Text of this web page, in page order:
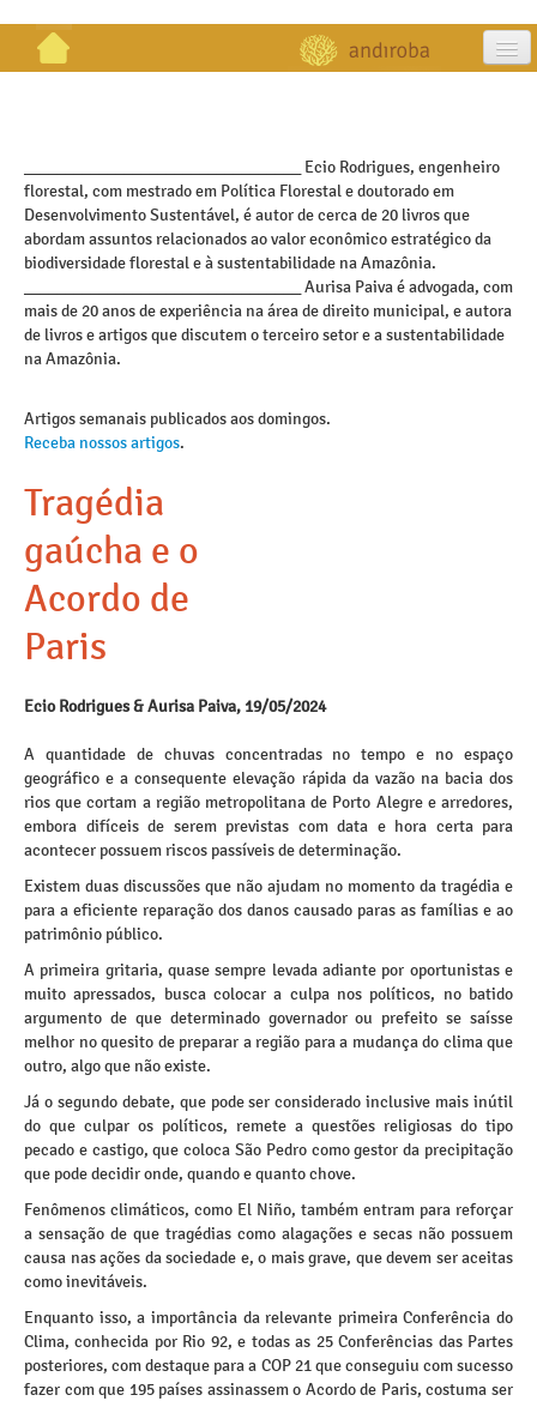
publicações
galeria
contato
_________________________________ Ecio Rodrigues, engenheiro
florestal, com mestrado em Política Florestal e doutorado em
Desenvolvimento Sustentável, é autor de cerca de 20 livros que
abordam assuntos relacionados ao valor econômico estratégico da
biodiversidade florestal e à sustentabilidade na Amazônia.
_________________________________ Aurisa Paiva é advogada, com
mais de 20 anos de experiência na área de direito municipal, e autora
de livros e artigos que discutem o terceiro setor e a sustentabilidade
na Amazônia.
Artigos semanais publicados aos domingos.
Receba nossos artigos.
Tragédia
gaúcha e o
Acordo de
Paris
Ecio Rodrigues & Aurisa Paiva, 19/05/2024
A quantidade de chuvas concentradas no tempo e no espaço
geográfico e a consequente elevação rápida da vazão na bacia dos
rios que cortam a região metropolitana de Porto Alegre e arredores,
embora difíceis de serem previstas com data e hora certa para
acontecer possuem riscos passíveis de determinação.
Existem duas discussões que não ajudam no momento da tragédia e
para a eficiente reparação dos danos causado paras as famílias e ao
patrimônio público.
A primeira gritaria, quase sempre levada adiante por oportunistas e
muito apressados, busca colocar a culpa nos políticos, no batido
argumento de que determinado governador ou prefeito se saísse
melhor no quesito de preparar a região para a mudança do clima que
outro, algo que não existe.
Já o segundo debate, que pode ser considerado inclusive mais inútil
do que culpar os políticos, remete a questões religiosas do tipo
pecado e castigo, que coloca São Pedro como gestor da precipitação
que pode decidir onde, quando e quanto chove.
Fenômenos climáticos, como El Niño, também entram para reforçar
a sensação de que tragédias como alagações e secas não possuem
causa nas ações da sociedade e, o mais grave, que devem ser aceitas
como inevitáveis.
Enquanto isso, a importância da relevante primeira Conferência do
Clima, conhecida por Rio 92, e todas as 25 Conferências das Partes
posteriores, com destaque para a COP 21 que conseguiu com sucesso
fazer com que 195 países assinassem o Acordo de Paris, costuma ser